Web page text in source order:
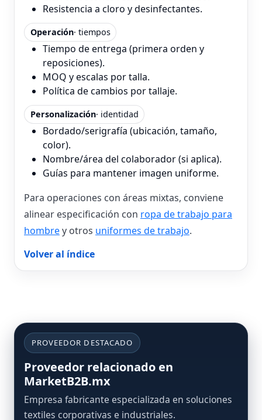
Resistencia a cloro y desinfectantes.
Operación· tiempos
Tiempo de entrega (primera orden y
reposiciones).
MOQ y escalas por talla.
Política de cambios por tallaje.
Personalización· identidad
Bordado/serigrafía (ubicación, tamaño,
color).
Nombre/área del colaborador (si aplica).
Guías para mantener imagen uniforme.
Para operaciones con áreas mixtas, conviene
alinear especificación con ropa de trabajo para
hombrey otros uniformes de trabajo.
Volver al índice
PROVEEDOR DESTACADO
Proveedor relacionado en
MarketB2B.mx
Empresa fabricante especializada en soluciones
textiles corporativas e industriales.